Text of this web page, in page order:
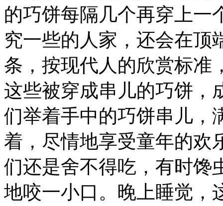
的巧饼每隔几个再穿上一
究一些的人家，还会在顶
条，按现代人的欣赏标准
这些被穿成串儿的巧饼，
们举着手中的巧饼串儿，
着，尽情地享受童年的欢
们还是舍不得吃，有时馋
地咬一小口。晚上睡觉，